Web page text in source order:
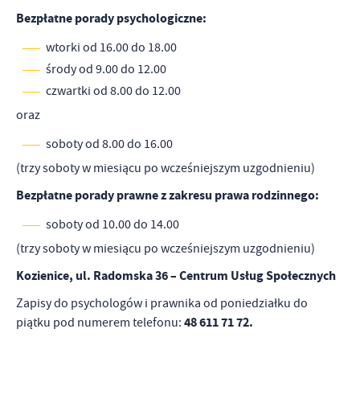
Bezpłatne porady psychologiczne:
wtorki od 16.00 do 18.00
środy od 9.00 do 12.00
czwartki od 8.00 do 12.00
oraz
soboty od 8.00 do 16.00
(trzy soboty w miesiącu po wcześniejszym uzgodnieniu)
Bezpłatne porady prawne z zakresu prawa rodzinnego:
soboty od 10.00 do 14.00
(trzy soboty w miesiącu po wcześniejszym uzgodnieniu)
Kozienice, ul. Radomska 36 – Centrum Usług Społecznych
Zapisy do psychologów i prawnika od poniedziałku do
piątku pod numerem telefonu: 48 611 71 72.